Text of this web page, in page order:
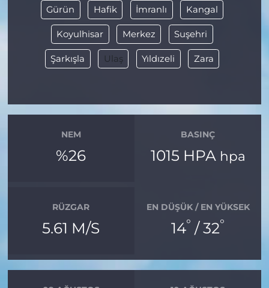
Gürün Hafik İmranlı Kangal
Koyulhisar Merkez Suşehri
Şarkışla Ulaş Yıldızeli Zara
NEM
%26
BASINÇ
1015 HPA hpa
RÜZGAR
5.61 M/S
EN DÜŞÜK / EN YÜKSEK
14° / 32°